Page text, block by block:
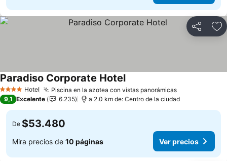
Compartir
4 EstrellasHotel Piscina en la azotea con vistas panorámicasVer precios
Paradiso Corporate HotelVer precios
9,1 Excelente 6.235 a 2.0 km de: Centro de la ciudad
De $53.480
Mira precios de 10 páginas Ver precios